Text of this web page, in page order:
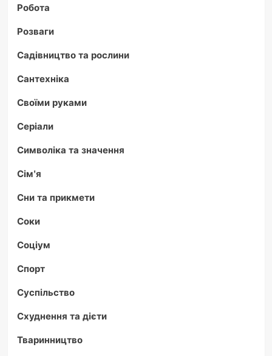
Робота
Розваги
Садівництво та рослини
Сантехніка
Своїми руками
Серіали
Символіка та значення
Сім'я
Сни та прикмети
Соки
Соціум
Спорт
Суспільство
Схуднення та дієти
Тваринництво